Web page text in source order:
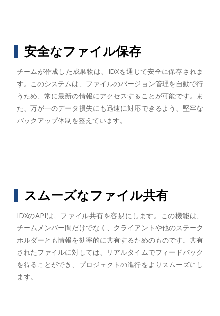
安全なファイル保存
チームが作成した成果物は、IDXを通じて安全に保存されま
す。このシステムは、ファイルのバージョン管理を自動で行
うため、常に最新の情報にアクセスすることが可能です。ま
た、万が一のデータ損失にも迅速に対応できるよう、堅牢な
バックアップ体制を整えています。
スムーズなファイル共有
IDXのAPIは、ファイル共有を容易にします。この機能は、
チームメンバー間だけでなく、クライアントや他のステーク
ホルダーとも情報を効率的に共有するためのものです。共有
されたファイルに対しては、リアルタイムでフィードバック
を得ることができ、プロジェクトの進行をよりスムーズにし
ます。